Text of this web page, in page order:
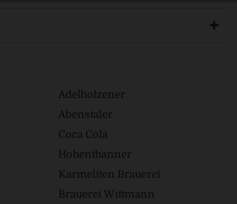
Adelholzener
Abenstaler
Coca Cola
Hohenthanner
Karmeliten Brauerei
Brauerei Wittmann